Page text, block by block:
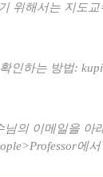
위해서는 지도
인하는 방법:
의 이메일을 아
에서